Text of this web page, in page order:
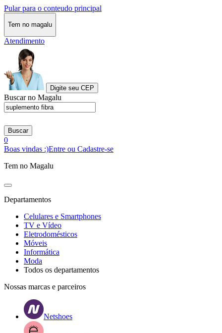
Pular para o conteudo principal
Tem no magalu
Atendimento
Digite seu CEP
Buscar no Magalu
Buscar
0
Boas vindas :)Entre ou Cadastre-se
Tem no Magalu
Departamentos
Celulares e Smartphones
TV e Vídeo
Eletrodomésticos
Móveis
Informática
Moda
Todos os departamentos
Nossas marcas e parceiros
Netshoes